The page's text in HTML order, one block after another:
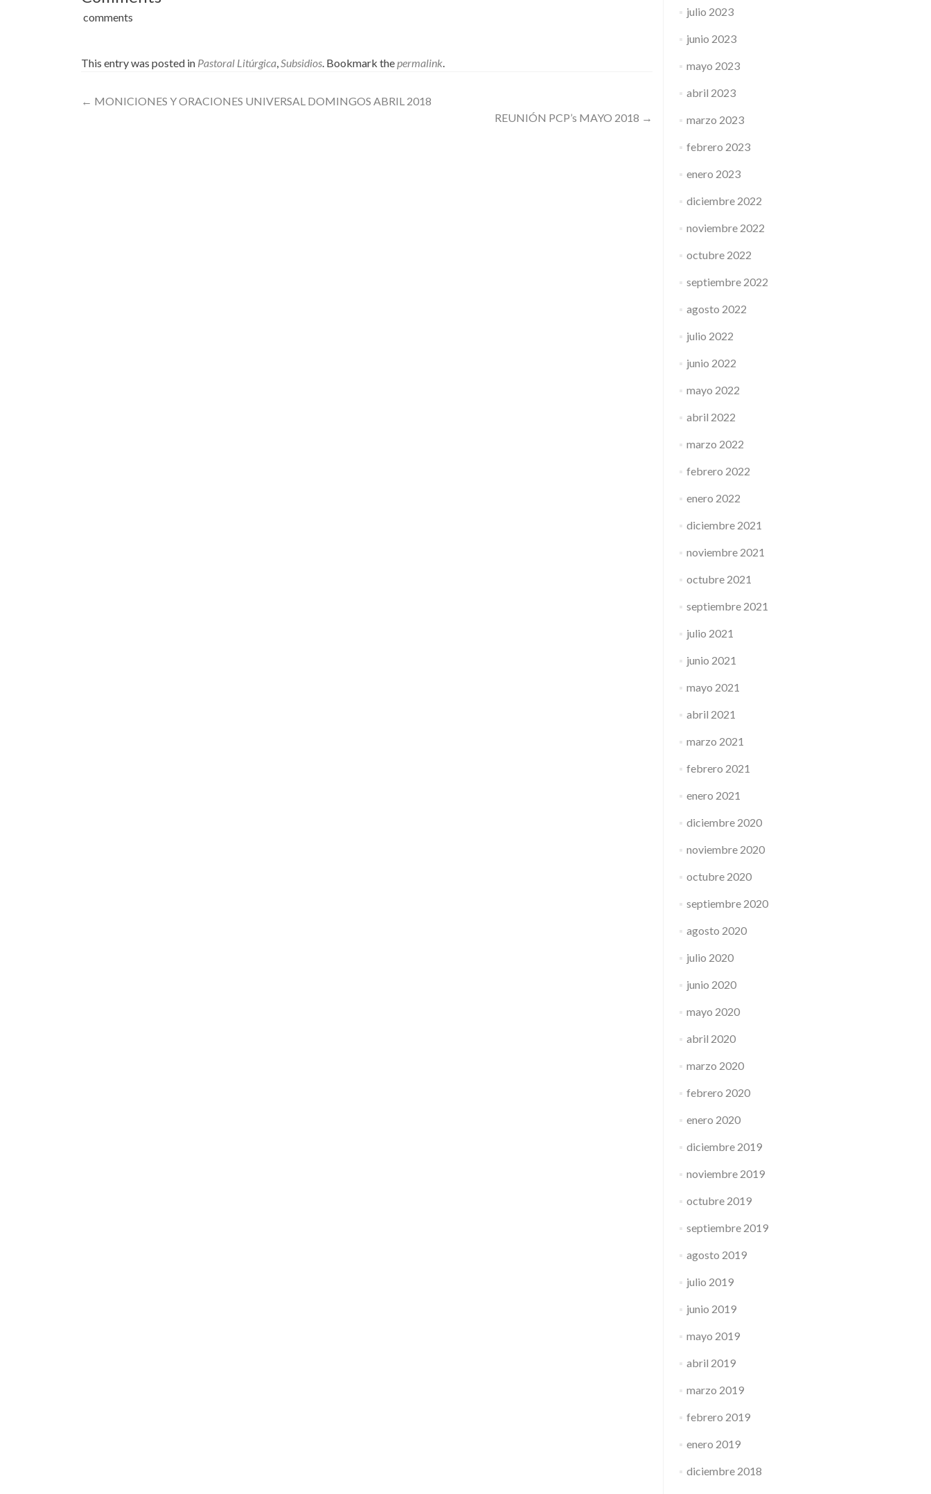
comments
This entry was posted in Pastoral Litúrgica,Subsidios. Bookmark thepermalink.
Post
← MONICIONES Y ORACIONES UNIVERSAL DOMINGOS ABRIL 2018
REUNIÓN PCP’s MAYO 2018 →
julio 2023
junio 2023
mayo 2023
abril 2023
marzo 2023
febrero 2023
enero 2023
diciembre 2022
noviembre 2022
octubre 2022
septiembre 2022
agosto 2022
julio 2022
junio 2022
mayo 2022
abril 2022
marzo 2022
febrero 2022
enero 2022
diciembre 2021
noviembre 2021
octubre 2021
septiembre 2021
julio 2021
junio 2021
mayo 2021
abril 2021
marzo 2021
febrero 2021
enero 2021
diciembre 2020
noviembre 2020
octubre 2020
septiembre 2020
agosto 2020
julio 2020
junio 2020
mayo 2020
abril 2020
marzo 2020
febrero 2020
enero 2020
diciembre 2019
noviembre 2019
octubre 2019
septiembre 2019
agosto 2019
julio 2019
junio 2019
mayo 2019
abril 2019
marzo 2019
febrero 2019
enero 2019
diciembre 2018